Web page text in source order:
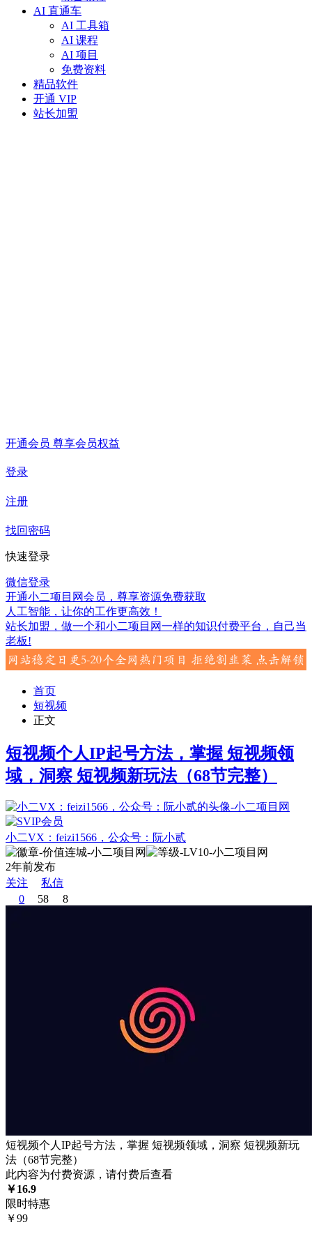
AI 直通车
AI 工具箱
AI 课程
AI 项目
免费资料
精品软件
开通 VIP
站长加盟
开通会员 尊享会员权益
登录
注册
找回密码
快速登录
微信登录
开通小二项目网会员，尊享资源免费获取
人工智能，让你的工作更高效！
站长加盟，做一个和小二项目网一样的知识付费平台，自己当
老板!
首页
短视频
正文
短视频个人IP起号方法，掌握 短视频领
域，洞察 短视频新玩法（68节完整）
小二VX：feizi1566，公众号：阮小贰
2年前发布
关注
私信
0
58 8
短视频个人IP起号方法，掌握 短视频领域，洞察 短视频新玩
法（68节完整）
此内容为付费资源，请付费后查看
￥16.9
限时特惠
￥99